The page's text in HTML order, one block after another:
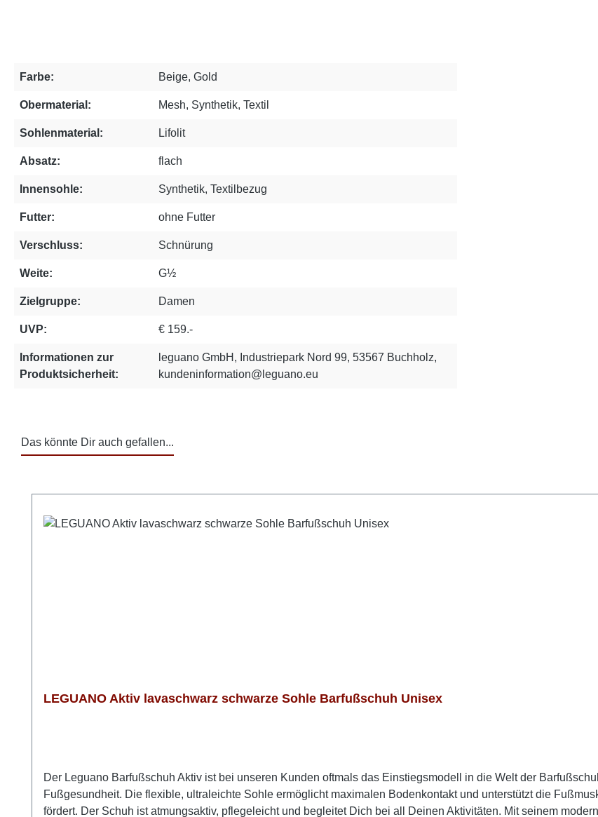
Farbe: Beige, Gold
Obermaterial: Mesh, Synthetik, Textil
Sohlenmaterial: Lifolit
Absatz: flach
Innensohle: Synthetik, Textilbezug
Futter: ohne Futter
Verschluss: Schnürung
Weite: G½
Zielgruppe: Damen
UVP: € 159.-
Informationen zur
Produktsicherheit:
leguano GmbH, Industriepark Nord 99, 53567 Buchholz,
kundeninformation@leguano.eu
Das könnte Dir auch gefallen...
LEGUANO Aktiv lavaschwarz schwarze Sohle Barfußschuh Unisex
Der Leguano Barfußschuh Aktiv ist bei unseren Kunden oftmals das Einstiegsmodell in die Welt der
Fußgesundheit. Die flexible, ultraleichte Sohle ermöglicht maximalen Bodenkontakt und unterstützt die
fördert. Der Schuh ist atmungsaktiv, pflegeleicht und begleitet Dich bei all Deinen Aktivitäten. Mit seinem